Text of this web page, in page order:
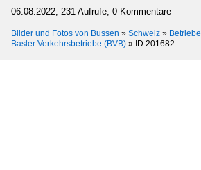
06.08.2022, 231 Aufrufe, 0 Kommentare
Bilder und Fotos von Bussen » Schweiz » Betriebe
Basler Verkehrsbetriebe (BVB) » ID 201682